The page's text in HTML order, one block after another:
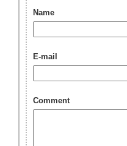
Name
E-mail
Comment